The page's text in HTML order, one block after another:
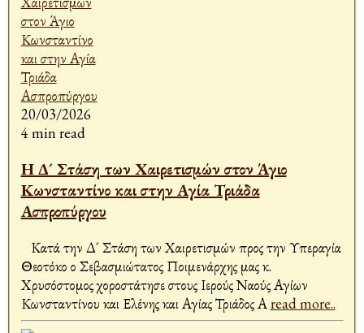
20/03/2026
4 min read
Η Δ´ Στάση των Χαιρετισμών στον Άγιο
Κωνσταντίνο και στην Αγία Τριάδα
Ασπροπύργου
Κατά την Δ´ Στάση των Χαιρετισμών προς την Υπεραγία
Θεοτόκο ο Σεβασμιώτατος Ποιμενάρχης μας κ.
Χρυσόστομος χοροστάτησε στους Ιερούς Ναούς Αγίων
Κωνσταντίνου και Ελένης και Αγίας Τριάδος Αread more..